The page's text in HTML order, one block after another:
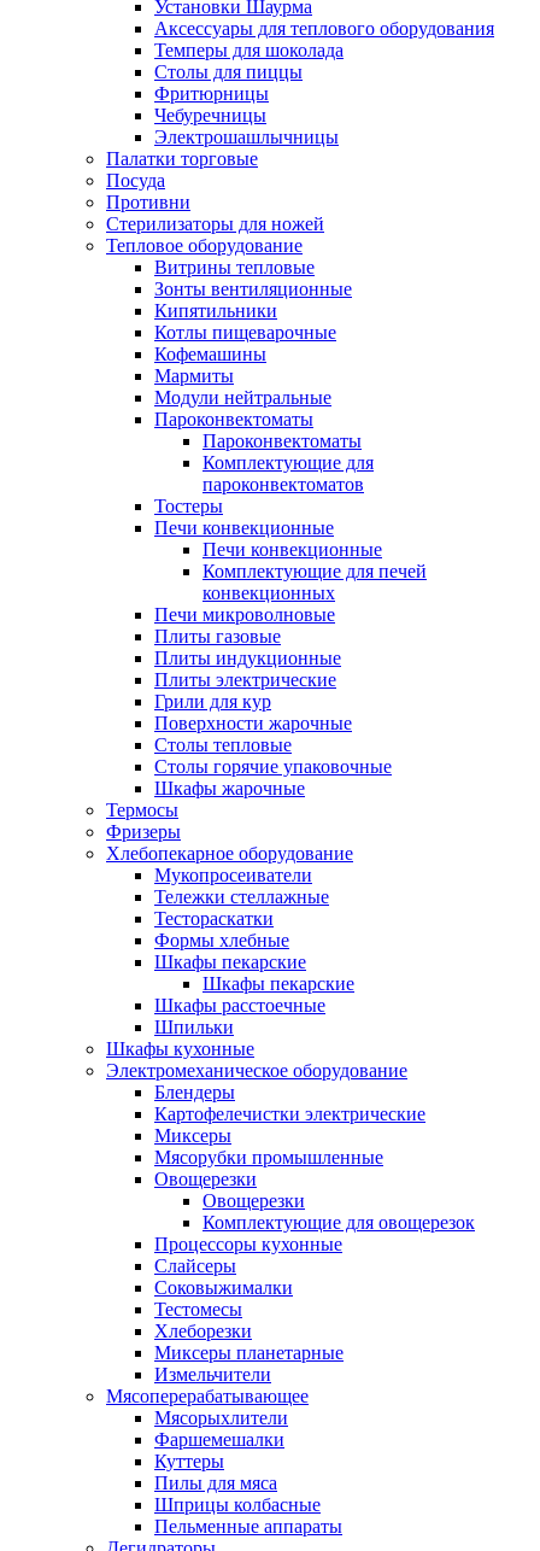
Установки Шаурма
Аксессуары для теплового оборудования
Темперы для шоколада
Столы для пиццы
Фритюрницы
Чебуречницы
Электрошашлычницы
Палатки торговые
Посуда
Противни
Стерилизаторы для ножей
Тепловое оборудование
Витрины тепловые
Зонты вентиляционные
Кипятильники
Котлы пищеварочные
Кофемашины
Мармиты
Модули нейтральные
Пароконвектоматы
Пароконвектоматы
Комплектующие для
пароконвектоматов
Тостеры
Печи конвекционные
Печи конвекционные
Комплектующие для печей
конвекционных
Печи микроволновые
Плиты газовые
Плиты индукционные
Плиты электрические
Грили для кур
Поверхности жарочные
Столы тепловые
Столы горячие упаковочные
Шкафы жарочные
Термосы
Фризеры
Хлебопекарное оборудование
Мукопросеиватели
Тележки стеллажные
Тестораскатки
Формы хлебные
Шкафы пекарские
Шкафы пекарские
Шкафы расстоечные
Шпильки
Шкафы кухонные
Электромеханическое оборудование
Блендеры
Картофелечистки электрические
Миксеры
Мясорубки промышленные
Овощерезки
Овощерезки
Комплектующие для овощерезок
Процессоры кухонные
Слайсеры
Соковыжималки
Тестомесы
Хлеборезки
Миксеры планетарные
Измельчители
Мясоперерабатывающее
Мясорыхлители
Фаршемешалки
Куттеры
Пилы для мяса
Шприцы колбасные
Пельменные аппараты